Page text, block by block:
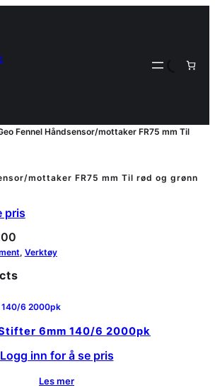
Fennel Håndsensor/mottaker FR75 mm Til
mottaker FR75 mm Til rød og grønn
pris
, Verktøy
6mm 140/6 2000pk
Logg inn for å se pris
Les mer